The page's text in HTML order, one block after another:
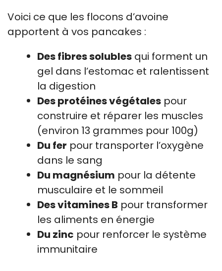
Voici ce que les flocons d’avoine
apportent à vos pancakes :
Des fibres solubles qui forment un
gel dans l’estomac et ralentissent
la digestion
Des protéines végétales pour
construire et réparer les muscles
(environ 13 grammes pour 100g)
Du fer pour transporter l’oxygène
dans le sang
Du magnésium pour la détente
musculaire et le sommeil
Des vitamines B pour transformer
les aliments en énergie
Du zinc pour renforcer le système
immunitaire